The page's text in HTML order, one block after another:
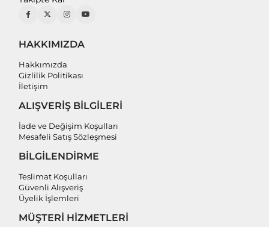
HAKKIMIZDA
Hakkımızda
Gizlilik Politikası
İletişim
ALIŞVERİŞ BİLGİLERİ
İade ve Değişim Koşulları
Mesafeli Satış Sözleşmesi
BİLGİLENDİRME
Teslimat Koşulları
Güvenli Alışveriş
Üyelik İşlemleri
MÜŞTERİ HİZMETLERİ